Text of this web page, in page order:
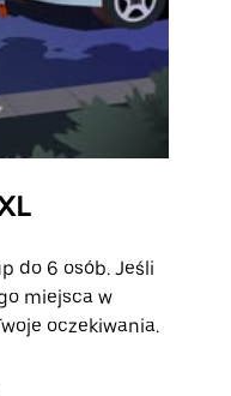
do 6 osób. Jeśli
miejsca w
oczekiwania.